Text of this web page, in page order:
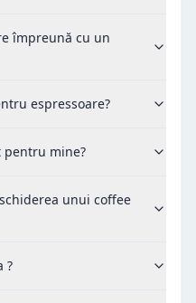
împreună cu un
espressoare?
pentru mine?
unui coffee
?